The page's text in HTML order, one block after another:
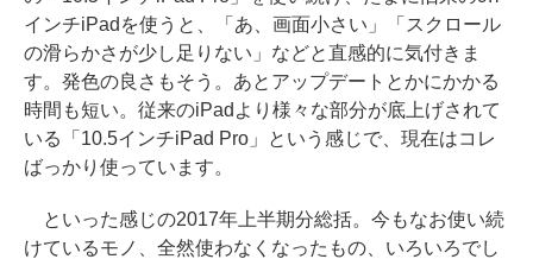
インチiPadを使うと、「あ、画面小さい」「スクロール
の滑らかさが少し足りない」などと直感的に気付きま
す。発色の良さもそう。あとアップデートとかにかかる
時間も短い。従来のiPadより様々な部分が底上げされて
いる「10.5インチiPad Pro」という感じで、現在はコレ
ばっかり使っています。
といった感じの2017年上半期分総括。今もなお使い続
けているモノ、全然使わなくなったもの、いろいろでし